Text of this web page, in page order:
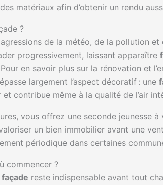
matériaux afin d’obtenir un rendu
?
de la météo, de la pollution
progressivement, laissant apparaître
en savoir plus sur la rénovation et
largement l’aspect décoratif : une
contribue même à la qualité de l’air
vous offrez une seconde jeunesse
un bien immobilier avant une
périodique dans certaines
commencer ?
reste indispensable avant tout